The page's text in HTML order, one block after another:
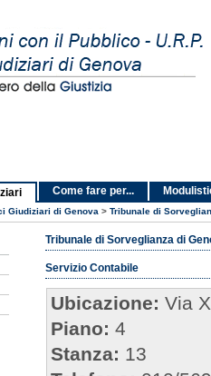
Come fare per...
Giudiziari di Genova > Tribunale di
Tribunale di Sorveglianza di
Servizio Contabile
Ubicazione: Via
Piano: 4
Stanza: 13